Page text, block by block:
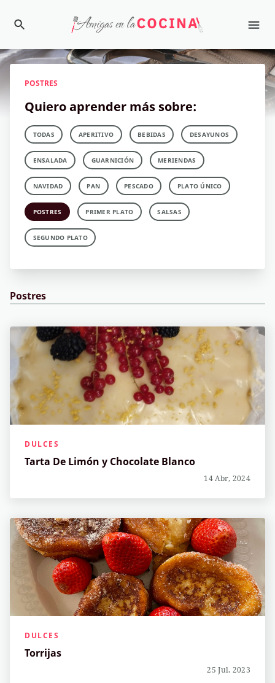
POSTRES
Quiero aprender más sobre:
TODAS APERITIVO BEBIDAS DESAYUNOS
ENSALADA GUARNICIÓN MERIENDAS
NAVIDAD PAN PESCADO PLATO ÚNICO
POSTRES PRIMER PLATO SALSAS
SEGUNDO PLATO
Postres
DULCES
Tarta De Limón y Chocolate Blanco
14 Abr, 2024
DULCES
Torrijas
25 Jul, 2023